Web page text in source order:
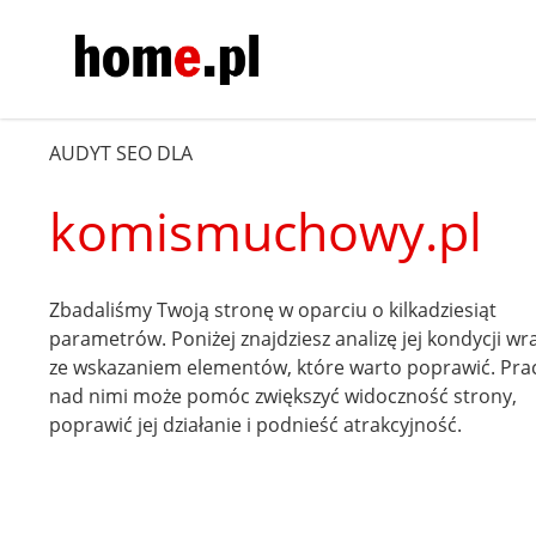
AUDYT SEO DLA
komismuchowy.pl
Zbadaliśmy Twoją stronę w oparciu o kilkadziesiąt
parametrów. Poniżej znajdziesz analizę jej kondycji
ze wskazaniem elementów, które warto poprawić.
nad nimi może pomóc zwiększyć widoczność strony,
poprawić jej działanie i podnieść atrakcyjność.